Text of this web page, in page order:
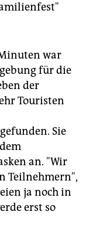
war
für die
der
Touristen
Sie
an. "Wir
Teilnehmern",
ja noch in
erst so